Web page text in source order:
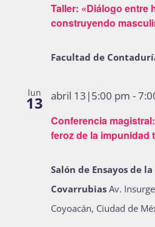
Taller: «Diálogo entre
construyendo
Facultad de
lun
13
Conferencia
feroz de la impunidad
abril 13|5:00 pm -
Salón de Ensayos de
Covarrubias Av.
Coyoacán, Ciudad de